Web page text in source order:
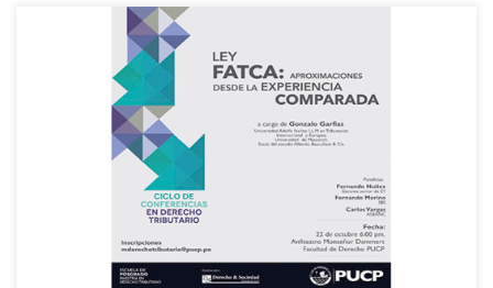
Compartimos con ustedes nuestro próximo evento en el marco del Ciclo de
Conferencias en Derecho Tributario. La cita es el jueves 22 de octubre a las
6:00 p.m. en el Anfiteatro Monseñor Dammert en la Facultad de Derecho
PUCP. ¡Los esperamos!